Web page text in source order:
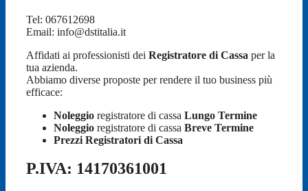
Tel: 067612698
Email: info@dstitalia.it
Affidati ai professionisti dei Registratore di Cassa per la
tua azienda.
Abbiamo diverse proposte per rendere il tuo business più
efficace:
Noleggio registratore di cassa Lungo Termine
Noleggio registratore di cassa Breve Termine
Prezzi Registratori di Cassa
P.IVA: 14170361001